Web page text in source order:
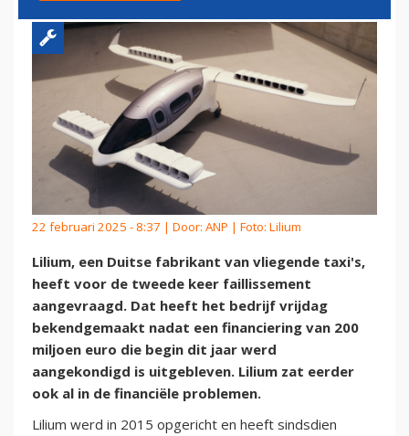
22 februari 2025 - 8:37 | Door: ANP | Foto: Lilium
Lilium, een Duitse fabrikant van vliegende taxi's,
heeft voor de tweede keer faillissement
aangevraagd. Dat heeft het bedrijf vrijdag
bekendgemaakt nadat een financiering van 200
miljoen euro die begin dit jaar werd
aangekondigd is uitgebleven. Lilium zat eerder
ook al in de financiële problemen.
Lilium werd in 2015 opgericht en heeft sindsdien